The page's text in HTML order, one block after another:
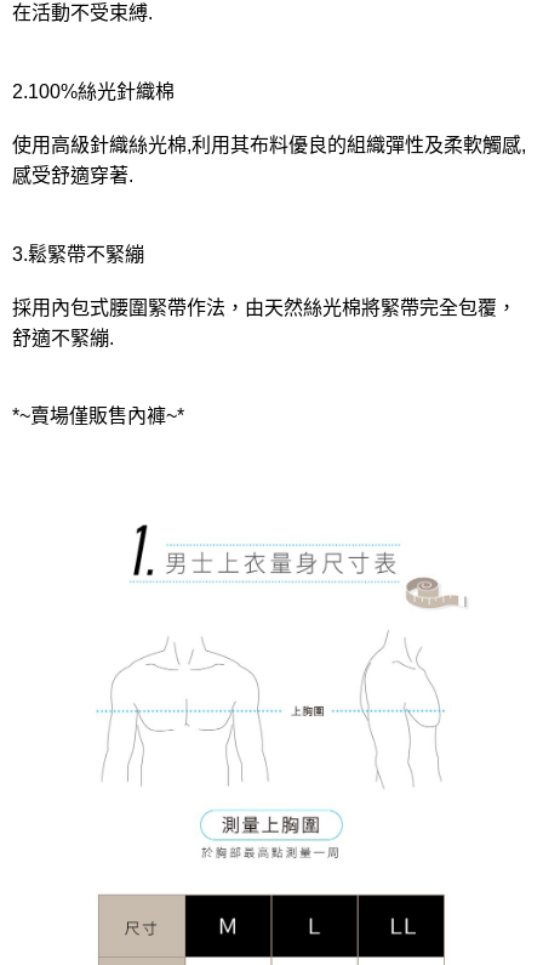
在活動不受束縛.
2.100%絲光針織棉
使用高級針織絲光棉,利用其布料優良的組織彈性及柔軟觸感,
感受舒適穿著.
3.鬆緊帶不緊繃
採用內包式腰圍緊帶作法，由天然絲光棉將緊帶完全包覆，
舒適不緊繃.
*~賣場僅販售內褲~*